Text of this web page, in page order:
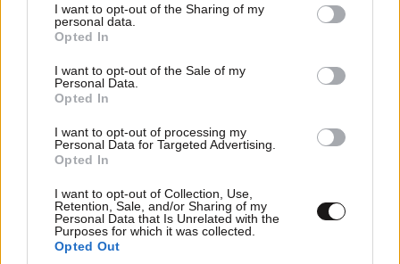
not limited to your visit or usage behaviour. You may click to
grant or deny consent to Google and its third-party tags to
use your data for below specified purposes in below Google
consent section.
I want to opt-out of the Sharing of my
personal data.
Opted In
I want to opt-out of the Sale of my
Personal Data.
Opted In
I want to opt-out of processing my
Personal Data for Targeted Advertising.
Opted In
I want to opt-out of Collection, Use,
Retention, Sale, and/or Sharing of my
Personal Data that Is Unrelated with the
Purposes for which it was collected.
Opted Out